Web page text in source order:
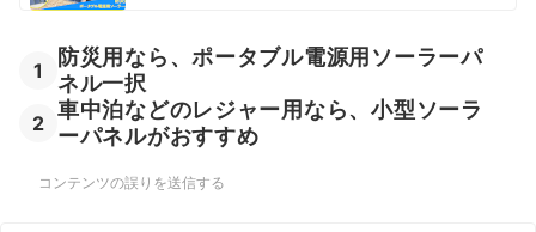
1
防災用なら、ポータブル電源用ソーラーパ
ネル一択
2
車中泊などのレジャー用なら、小型ソーラ
ーパネルがおすすめ
コンテンツの誤りを送信する